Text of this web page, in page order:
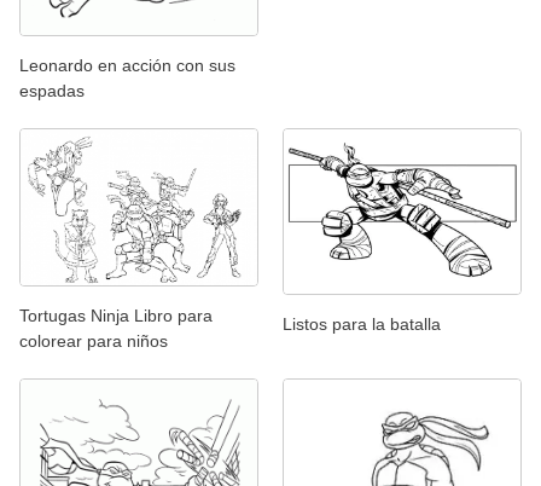
Leonardo en acción con sus
espadas
Tortugas Ninja Libro para
colorear para niños
Listos para la batalla